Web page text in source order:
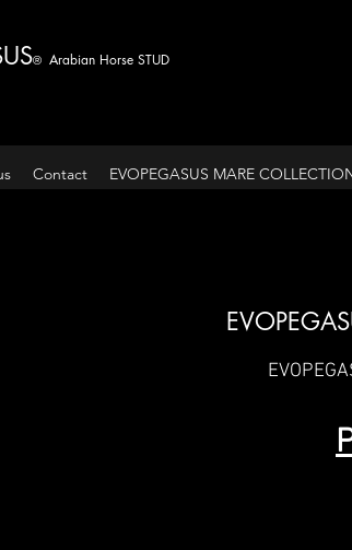
® Arabian Horse STUD
Contact EVOPEGASUS MARE